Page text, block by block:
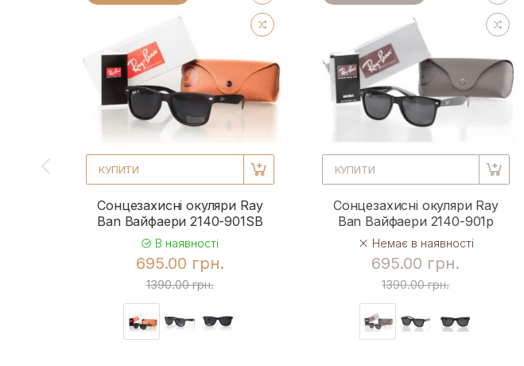
КУПИТИ
Сонцезахисні окуляри Ray
Ban Вайфаери 2140-901SB
В наявності
695.00 грн.
1390.00 грн.
КУПИТИ
Сонцезахисні окуляри Ray
Ban Вайфаери 2140-901p
Немає в наявності
695.00 грн.
1390.00 грн.